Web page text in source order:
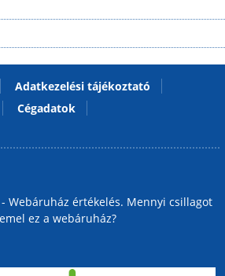
Adatkezelési tájékoztató
Cégadatok